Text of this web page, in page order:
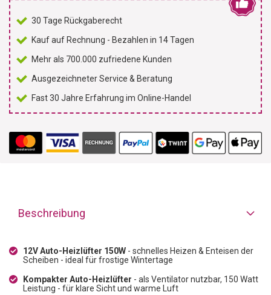
30 Tage Rückgaberecht
Kauf auf Rechnung - Bezahlen in 14 Tagen
Mehr als 700.000 zufriedene Kunden
Ausgezeichneter Service & Beratung
Fast 30 Jahre Erfahrung im Online-Handel
Beschreibung
12V Auto-Heizlüfter 150W - schnelles Heizen & Enteisen der
Scheiben - ideal für frostige Wintertage
Kompakter Auto-Heizlüfter - als Ventilator nutzbar, 150 Watt
Leistung - für klare Sicht und warme Luft